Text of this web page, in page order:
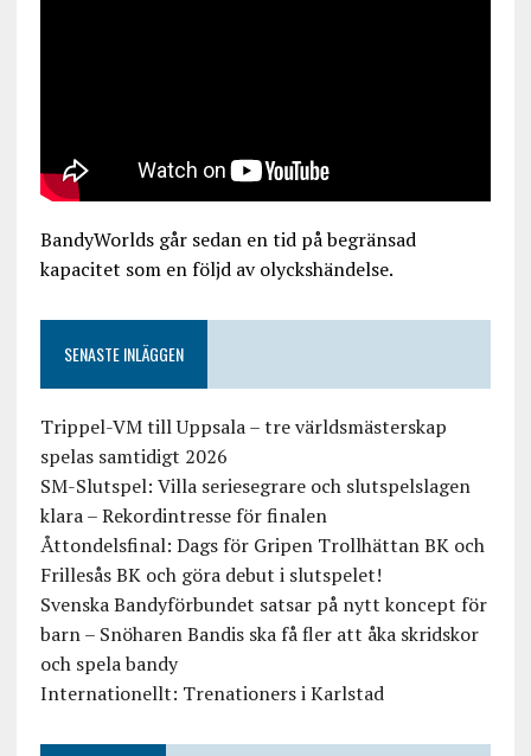
BandyWorlds går sedan en tid på begränsad
kapacitet som en följd av olyckshändelse.
SENASTE INLÄGGEN
Trippel-VM till Uppsala – tre världsmästerskap
spelas samtidigt 2026
SM-Slutspel: Villa seriesegrare och slutspelslagen
klara – Rekordintresse för finalen
Åttondelsfinal: Dags för Gripen Trollhättan BK och
Frillesås BK och göra debut i slutspelet!
Svenska Bandyförbundet satsar på nytt koncept för
barn – Snöharen Bandis ska få fler att åka skridskor
och spela bandy
Internationellt: Trenationers i Karlstad